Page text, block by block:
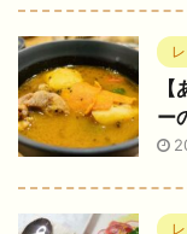
ー